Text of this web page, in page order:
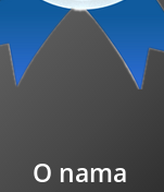
O nama